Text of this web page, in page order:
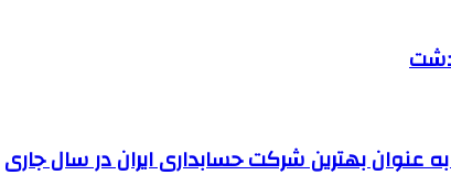
بهترین شرکت حسابداری ایران در سال جاری